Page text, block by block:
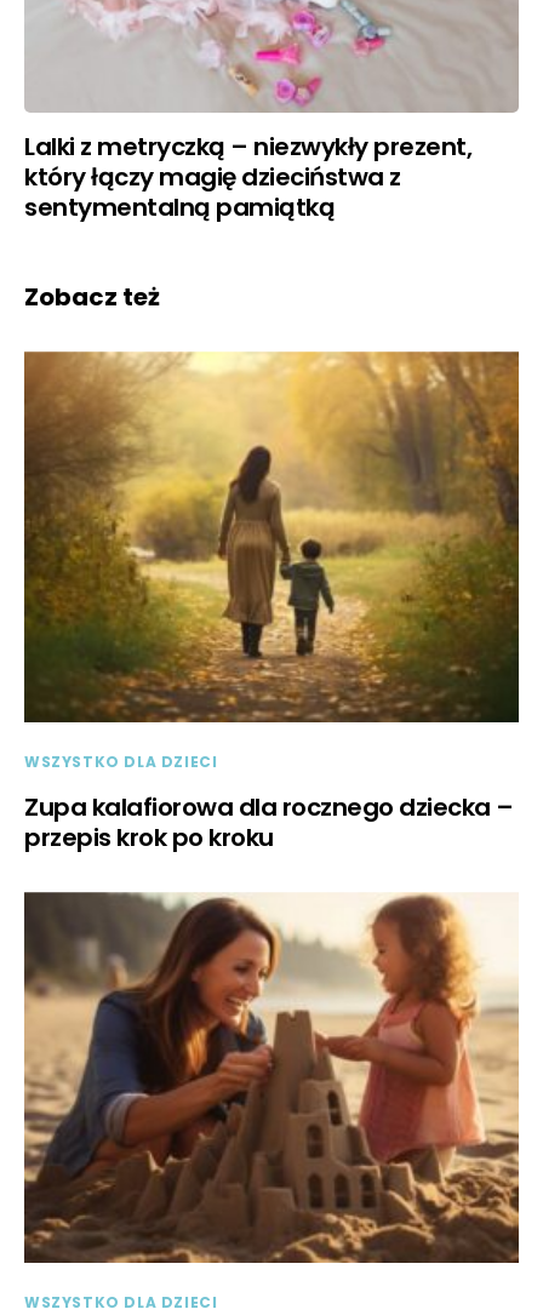
Lalki z metryczką – niezwykły prezent,
który łączy magię dzieciństwa z
sentymentalną pamiątką
Zobacz też
WSZYSTKO DLA DZIECI
Zupa kalafiorowa dla rocznego dziecka –
przepis krok po kroku
WSZYSTKO DLA DZIECI